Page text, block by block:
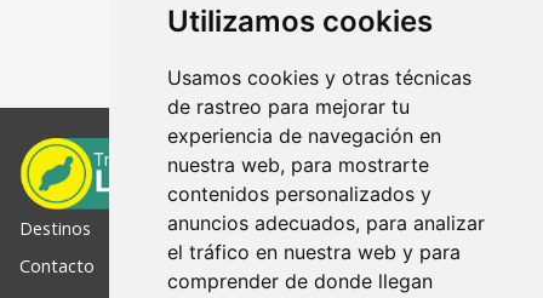
Utilizamos cookies
Usamos cookies y otras técnicas
de rastreo para mejorar tu
experiencia de navegación en
nuestra web, para mostrarte
contenidos personalizados y
anuncios adecuados, para analizar
el tráfico en nuestra web y para
comprender de donde llegan
Destinos
Contacto